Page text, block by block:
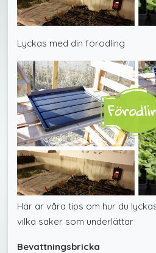
Lyckas med din förodling
Här är våra tips om hur du
vilka saker som underlättar
Bevattningsbricka